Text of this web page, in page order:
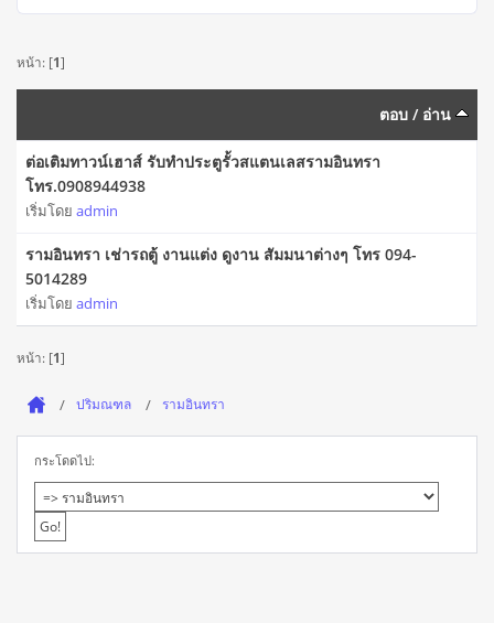
หน้า: [1]
ตอบ / อ่าน
ต่อเติมทาวน์เฮาส์ รับทำประตูรั้วสแตนเลสรามอินทรา
โทร.0908944938
เริ่มโดย admin
รามอินทรา เช่ารถตู้ งานแต่ง ดูงาน สัมมนาต่างๆ โทร 094-
5014289
เริ่มโดย admin
หน้า: [1]
ปริมณฑล รามอินทรา
กระโดดไป: